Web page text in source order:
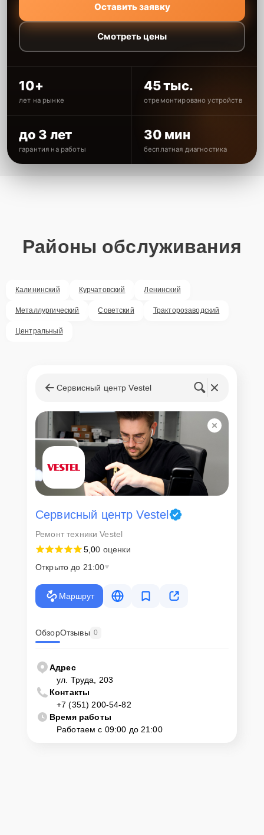
Оставить заявку
Смотреть цены
10+
лет на рынке
45 тыс.
отремонтировано устройств
до 3 лет
гарантия на работы
30 мин
бесплатная диагностика
Районы обслуживания
Калининский Курчатовский Ленинский
Металлургический Советский Тракторозаводский
Центральный
Сервисный центр Vestel
Сервисный центр Vestel
Ремонт техники Vestel
5,00 оценки
Открыто до 21:00
Маршрут
ОбзорОтзывы 0
Адрес
ул. Труда, 203
Контакты
+7 (351) 200-54-82
Время работы
Работаем с 09:00 до 21:00